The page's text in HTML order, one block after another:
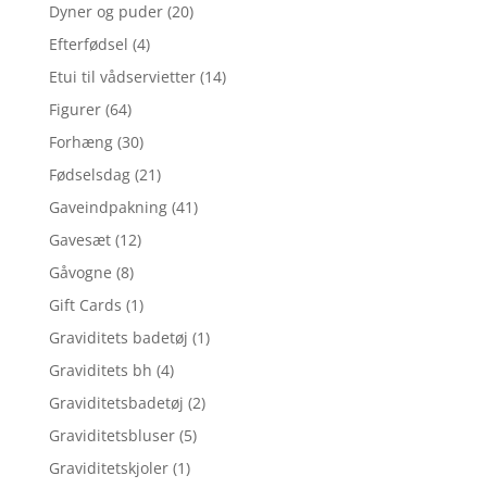
Dyner og puder (20)
Efterfødsel (4)
Etui til vådservietter (14)
Figurer (64)
Forhæng (30)
Fødselsdag (21)
Gaveindpakning (41)
Gavesæt (12)
Gåvogne (8)
Gift Cards (1)
Graviditets badetøj (1)
Graviditets bh (4)
Graviditetsbadetøj (2)
Graviditetsbluser (5)
Graviditetskjoler (1)